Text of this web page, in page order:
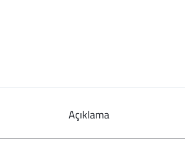
Açıklama